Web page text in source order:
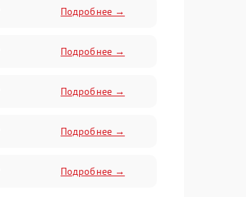
Подробнее →
Подробнее →
Подробнее →
Подробнее →
Подробнее →